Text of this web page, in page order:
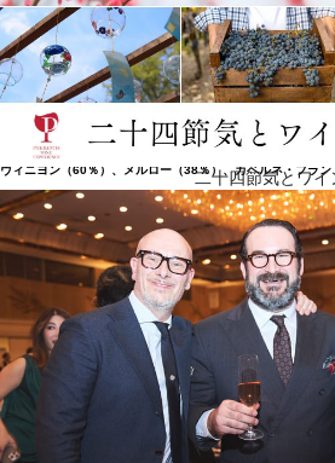
名前は砂利の多い丘に由来
シャトーはメドック（ボルドー）のサンテステフに位置して
ト・ロートシルトとは、小川で隔てられているだけです。
シャトー・コス・ラボリーが設立されました。シャトー・コ
商人ルイ＝ガスパール・デストゥルネルが最初の葡萄畑を取
（Cos、かつてはCaux）という名前は、"Colline de
す。ドメーヌの総面積は100haで、そのうち67haに葡萄の樹
ヴィニヨン（60％）、メルロー（38％）、カベルネ・フラン
二十四節気とワイ